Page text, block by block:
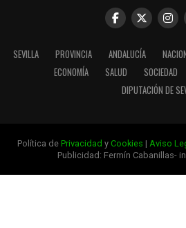
SEVILLA PROVINCIA ANDALUCÍA
ECONOMÍA
SALUD SOCIEDAD
DIPUTACIÓN DE
Política de Privacidad y Cookies | Aviso
Publicidad: Fermín Cabanillas-